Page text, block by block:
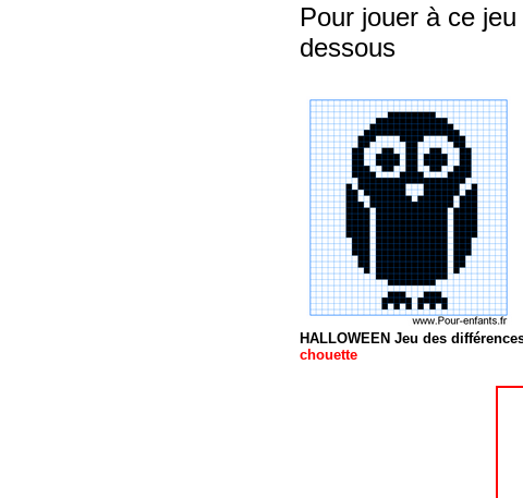
Pour jouer à ce
dessous
HALLOWEEN Jeu des
chouette